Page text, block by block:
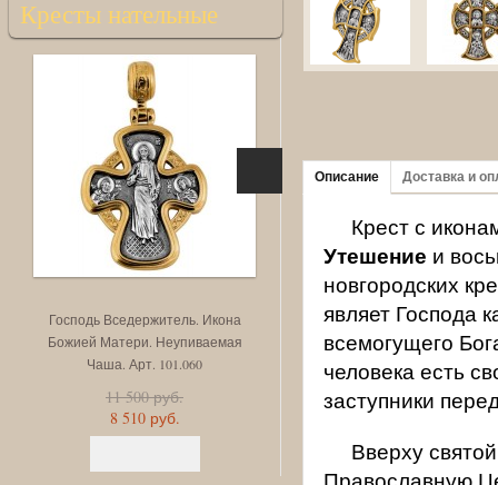
Кресты нательные
Господь Вседержитель. Икона
Божией Матери. Неупиваемая
Чаша. Арт. 101.060
11 500 руб.
8 510 руб.
Этимасия. Восемь святых.
101.059
8 620 руб.
6 370 руб.
Описание Доставка и
Крест с
Утешение и
новгородских
являет Господа
всемогущего
человека есть
заступники
Вверху